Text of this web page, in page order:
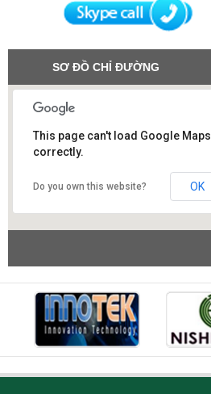
SƠ ĐỒ CHỈ ĐƯỜNG
Công ty SAO VIỆT
This page can't load Google Maps
correctly.
Do you own this website? OK